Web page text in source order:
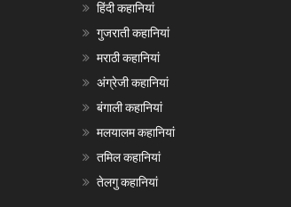
हिंदी कहानियां
गुजराती कहानियां
मराठी कहानियां
अंग्रेजी कहानियां
बंगाली कहानियां
मलयालम कहानियां
तमिल कहानियां
तेलगु कहानियां